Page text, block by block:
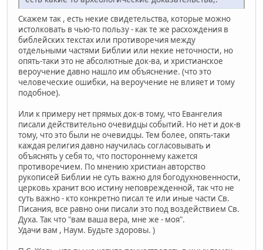
Скажем так , есть некие свидетельства, которые можно
истолковать в чью-то пользу - как те же расхождения в
библейских текстах или противоречия между
отдельными частями Библии или некие неточности, но
опять-таки это не абсолютные док-ва, и христианское
вероучение давно нашло им объяснение. (что это
человеческие ошибки, на вероучение не влияет и тому
подобное).
Или к примеру нет прямых док-в тому, что Евангелия
писали действительно очевидцы событий. Но нет и док-в
тому, что это были не очевидцы. Тем более, опять-таки
каждая религия давно научилась согласовывать и
объяснять у себя то, что постороннему кажется
противоречием. По мнению христиан авторство
рукописей Библии не суть важно для богодухновенности,
церковь хранит всю истину неповрежденной, так что не
суть важно - кто конкретно писал те или иные части Св.
Писания, все равно они писали это под воздействием Св.
Духа. Так что "вам ваша вера, мне же - моя".
Удачи вам , Наум. Будьте здоровы. )